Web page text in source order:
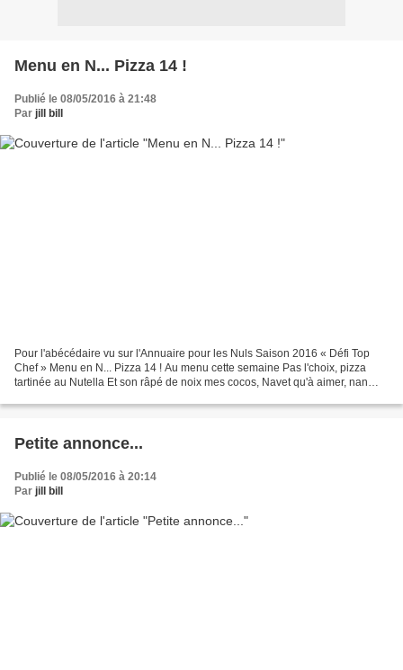
Menu en N... Pizza 14 !
Publié le 08/05/2016 à 21:48
Par jill bill
Pour l'abécédaire vu sur l'Annuaire pour les Nuls Saison 2016 « Défi Top
Chef » Menu en N... Pizza 14 ! Au menu cette semaine Pas l'choix, pizza
tartinée au Nutella Et son râpé de noix mes cocos, Navet qu'à aimer, nan
Petite annonce...
Publié le 08/05/2016 à 20:14
Par jill bill